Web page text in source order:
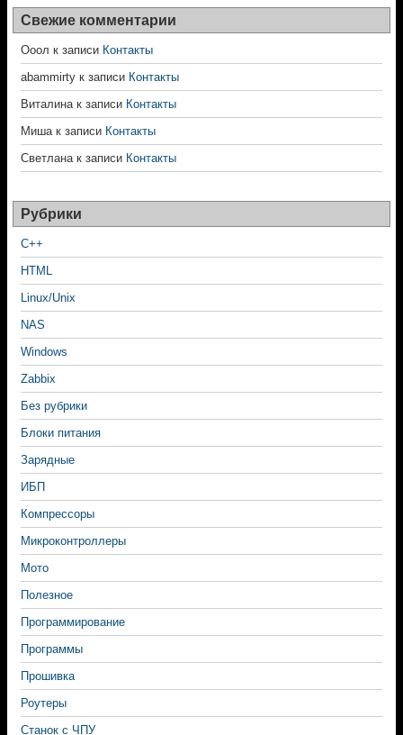
Свежие комментарии
Ооол к записи Контакты
abammirty к записи Контакты
Виталинак записи Контакты
Мишак записи Контакты
Светланак записи Контакты
Рубрики
C++
HTML
Linux/Unix
NAS
Windows
Zabbix
Без рубрики
Блоки питания
Зарядные
ИБП
Компрессоры
Микроконтроллеры
Мото
Полезное
Программирование
Программы
Прошивка
Роутеры
Станок с ЧПУ